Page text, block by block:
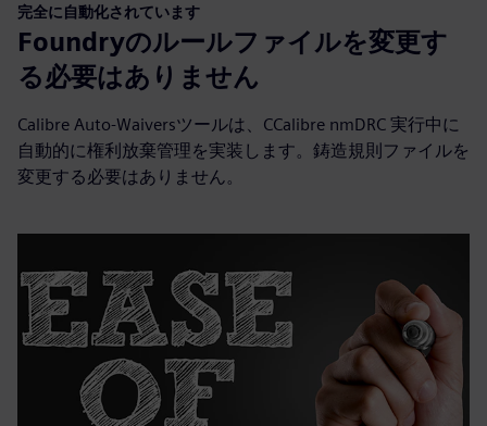
完全に自動化されています
Foundryのルールファイルを変更す
る必要はありません
Calibre Auto-Waiversツールは、CCalibre nmDRC 実行中に
自動的に権利放棄管理を実装します。鋳造規則ファイルを
変更する必要はありません。